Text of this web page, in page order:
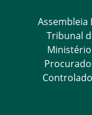
Assembleia
Tribunal